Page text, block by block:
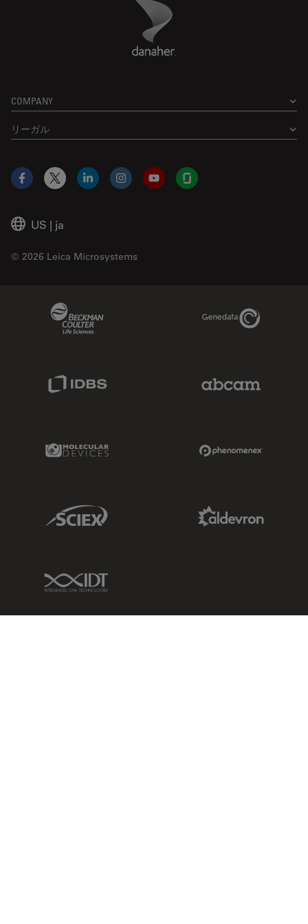
Danaher Logo
COMPANY
リーガル
US | ja
© 2026 Leica Microsystems
Facebook
X LinkedInInstagramYouTubeGlassdoor
Genedata Link
Molecular Devices Link
Sciex Link
IDT Link